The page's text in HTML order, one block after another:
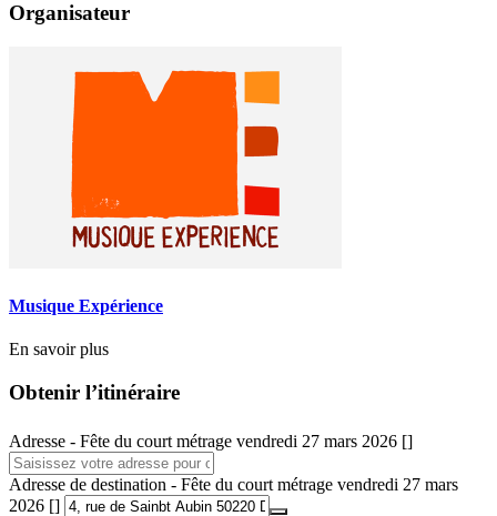
Organisateur
Musique Expérience
En savoir plus
Obtenir l’itinéraire
Adresse - Fête du court métrage vendredi 27 mars 2026 []
Adresse de destination - Fête du court métrage vendredi 27 mars
2026 []